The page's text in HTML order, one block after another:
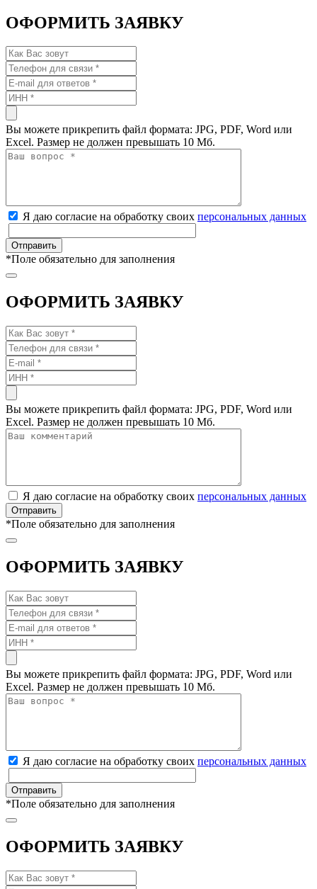
ОФОРМИТЬ ЗАЯВКУ
Вы можете прикрепить файл формата: JPG, PDF, Word или
Excel. Размер не должен превышать 10 Мб.
Я даю согласие на обработку своих персональных данных
*Поле обязательно для заполнения
ОФОРМИТЬ ЗАЯВКУ
Вы можете прикрепить файл формата: JPG, PDF, Word или
Excel. Размер не должен превышать 10 Мб.
Я даю согласие на обработку своих персональных данных
*Поле обязательно для заполнения
ОФОРМИТЬ ЗАЯВКУ
Вы можете прикрепить файл формата: JPG, PDF, Word или
Excel. Размер не должен превышать 10 Мб.
Я даю согласие на обработку своих персональных данных
*Поле обязательно для заполнения
ОФОРМИТЬ ЗАЯВКУ